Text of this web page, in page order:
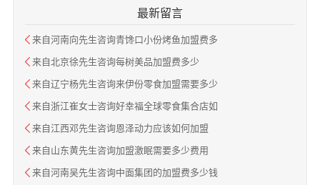
最新留言
来自河南向先生咨询青馋口小份烤鱼加盟费多
来自北京徐先生咨询每树美品加盟费多少
来自辽宁杨先生咨询来伊份零食加盟需要多少
来自浙江崔女士咨询好幸福全球零食集合店如
来自江西邓先生咨询恩泽动力应该如何加盟
来自山东黄先生咨询加盟激眠需要多少费用
来自河南吴先生咨询中面集团的加盟费多少钱